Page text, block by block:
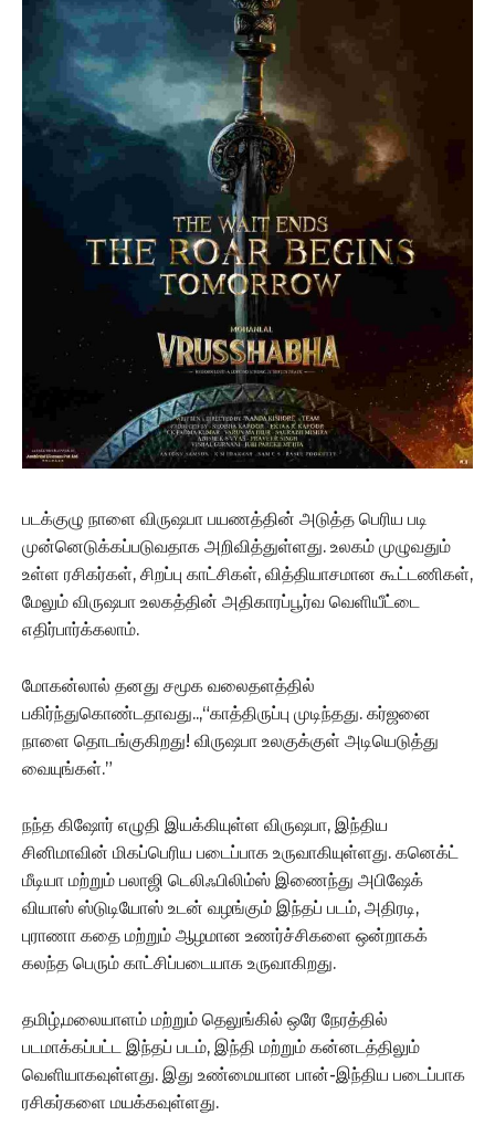
படக்குழு நாளை விருஷபா பயணத்தின் அடுத்த பெரிய படி
முன்னெடுக்கப்படுவதாக அறிவித்துள்ளது. உலகம் முழுவதும்
உள்ள ரசிகர்கள், சிறப்பு காட்சிகள், வித்தியாசமான கூட்டணிகள்,
மேலும் விருஷபா உலகத்தின் அதிகாரப்பூர்வ வெளியீட்டை
எதிர்பார்க்கலாம்.
மோகன்லால் தனது சமூக வலைதளத்தில்
பகிர்ந்துகொண்டதாவது..,“காத்திருப்பு முடிந்தது. கர்ஜனை
நாளை தொடங்குகிறது! விருஷபா உலகுக்குள் அடியெடுத்து
வையுங்கள்.”
நந்த கிஷோர் எழுதி இயக்கியுள்ள விருஷபா, இந்திய
சினிமாவின் மிகப்பெரிய படைப்பாக உருவாகியுள்ளது. கனெக்ட்
மீடியா மற்றும் பலாஜி டெலிஃபிலிம்ஸ் இணைந்து அபிஷேக்
வியாஸ் ஸ்டுடியோஸ் உடன் வழங்கும் இந்தப் படம், அதிரடி,
புராணா கதை மற்றும் ஆழமான உணர்ச்சிகளை ஒன்றாகக்
கலந்த பெரும் காட்சிப்படையாக உருவாகிறது.
தமிழ்,மலையாளம் மற்றும் தெலுங்கில் ஒரே நேரத்தில்
படமாக்கப்பட்ட இந்தப் படம், இந்தி மற்றும் கன்னடத்திலும்
வெளியாகவுள்ளது. இது உண்மையான பான்-இந்திய படைப்பாக
ரசிகர்களை மயக்கவுள்ளது.